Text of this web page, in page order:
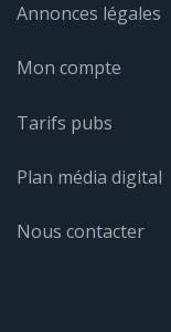
Annonces légales
Mon compte
Tarifs pubs
Plan média digital
Nous contacter